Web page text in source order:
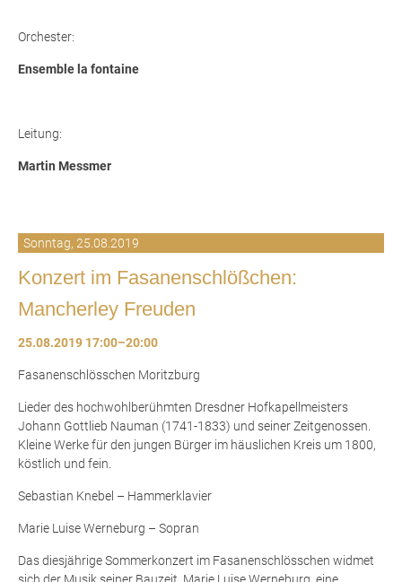
Orchester:
Ensemble la fontaine
Leitung:
Martin Messmer
Sonntag, 25.08.2019
Konzert im Fasanenschlößchen:
Mancherley Freuden
25.08.2019 17:00–20:00
Fasanenschlösschen Moritzburg
Lieder des hochwohlberühmten Dresdner Hofkapellmeisters
Johann Gottlieb Nauman (1741-1833) und seiner Zeitgenossen.
Kleine Werke für den jungen Bürger im häuslichen Kreis um 1800,
köstlich und fein.
Sebastian Knebel – Hammerklavier
Marie Luise Werneburg – Sopran
Das diesjährige Sommerkonzert im Fasanenschlösschen widmet
sich der Musik seiner Bauzeit. Marie Luise Werneburg, eine